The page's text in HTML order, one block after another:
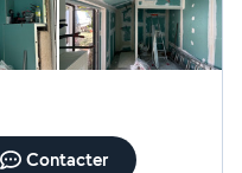
Contacter